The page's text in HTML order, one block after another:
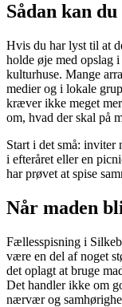
Sådan kan
Hvis du har lyst til at
holde øje med opslag
kulturhuse. Mange
medier og i lokale
kræver ikke meget
om, hvad der skal på
Start i det små: inviter
i efteråret eller en
har prøvet at spise
Når maden
Fællesspisning i
være en del af noget
det oplagt at bruge
Det handler ikke om
nærvær og